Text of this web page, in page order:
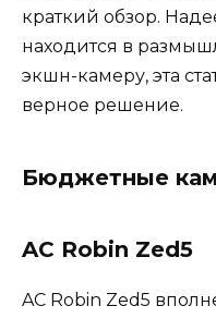
краткий обзор.
находится в
экшн-камеру, эта
верное решение.
Бюджетные
AC Robin Zed5
AC Robin Zed5